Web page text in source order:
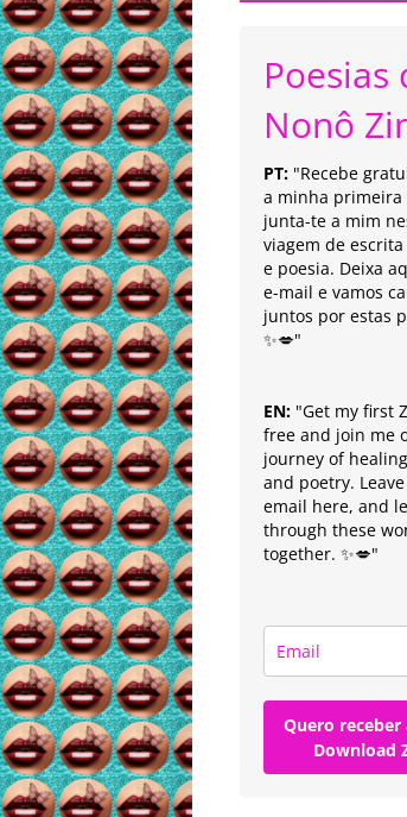
Poesias
Nonô
PT: "Recebe
a minha primeira
junta-te a mim
viagem de
e poesia. Deixa
e-mail e vamos
juntos por estas
✨💋"
EN: "Get my first
free and join me
journey of
and poetry.
email here, and
through these
together. ✨💋"
Quero receber
Download